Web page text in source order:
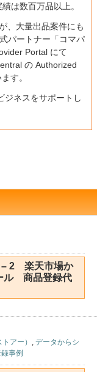
は数百万品以上。
、大量出品案件にも
パートナー「コマパ
Portal にて
の Authorized
す。
ジネスをサポートし
– 2 楽天市場か
ル 商品登録代
アー） ,データからシ
事例